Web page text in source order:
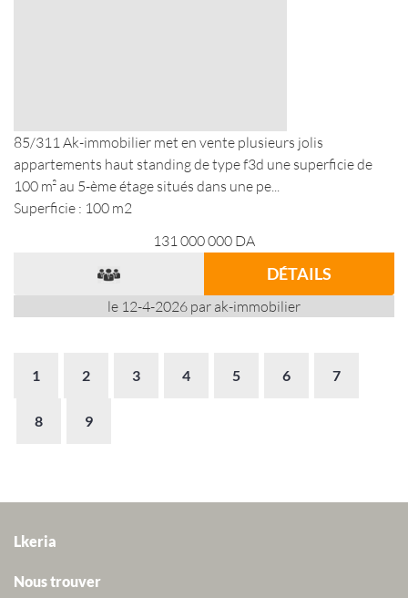
85/311 Ak-immobilier met en vente plusieurs jolis
appartements haut standing de type f3d une superficie de
100 m² au 5-ème étage situés dans une pe...
Superficie : 100 m2
131 000 000 DA
DÉTAILS
le 12-4-2026 par ak-immobilier
1 2 3 4 5 6 7
8 9
Lkeria
Nous trouver